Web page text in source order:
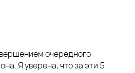
очередного
Я уверена, что за эти 5